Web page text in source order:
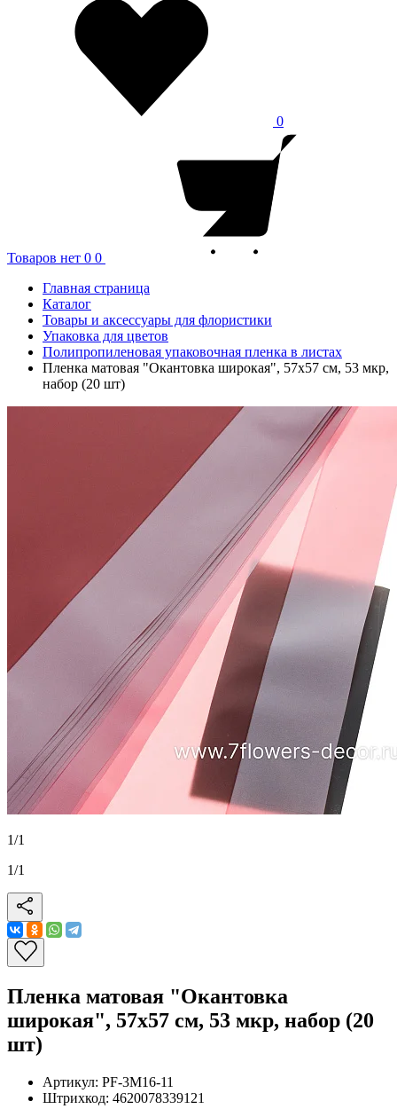
0
Товаров нет 0 0
Главная страница
Каталог
Товары и аксессуары для флористики
Упаковка для цветов
Полипропиленовая упаковочная пленка в листах
Пленка матовая "Окантовка широкая", 57x57 см, 53 мкр,
набор (20 шт)
1/1
1/1
Пленка матовая "Окантовка
широкая", 57x57 см, 53 мкр, набор (20
шт)
Артикул: PF-3M16-11
Штрихкод: 4620078339121